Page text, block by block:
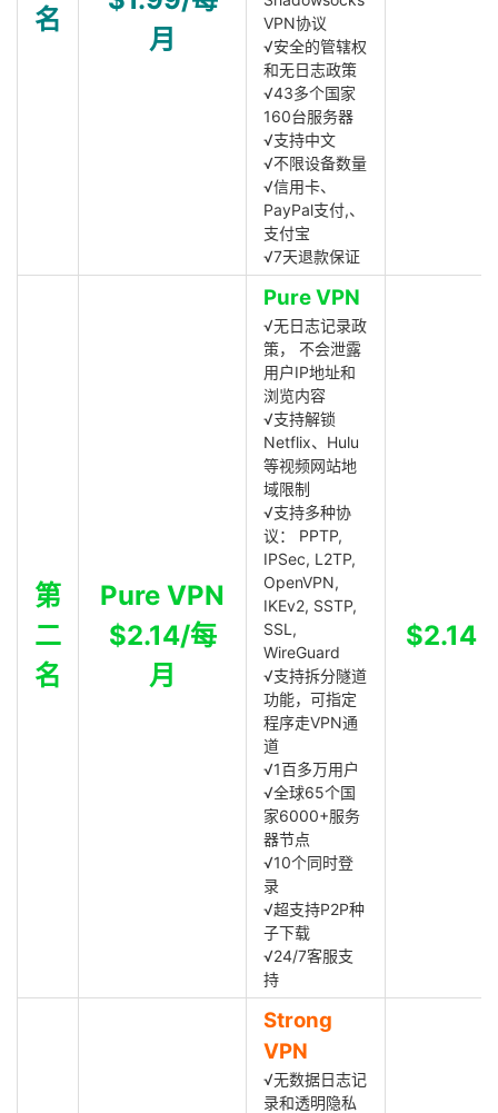
名
月
VPN协议
√安全的管辖权
和无日志政策
√43多个国家
160台服务器
√支持中文
√不限设备数量
√信用卡、
PayPal支付,、
支付宝
√7天退款保证
第
二
名
Pure VPN
$2.14/每
月
Pure VPN
√无日志记录政
策， 不会泄露
用户IP地址和
浏览内容
√支持解锁
Netflix、Hulu
等视频网站地
域限制
√支持多种协
议： PPTP,
IPSec, L2TP,
OpenVPN,
IKEv2, SSTP,
SSL,
WireGuard
√支持拆分隧道
功能，可指定
程序走VPN通
道
√1百多万用户
√全球65个国
家6000+服务
器节点
√10个同时登
录
√超支持P2P种
子下载
√24/7客服支
持
$2.14
Strong
VPN
√无数据日志记
录和透明隐私